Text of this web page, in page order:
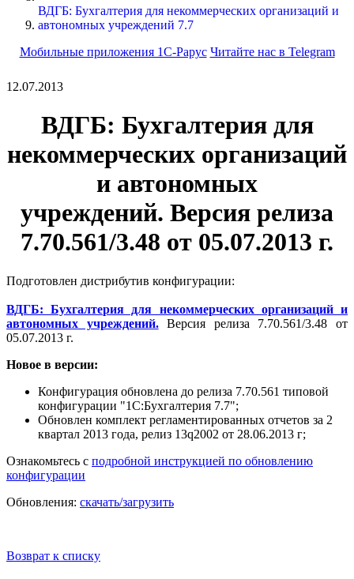
ВДГБ: Бухгалтерия для некоммерческих организаций и
автономных учреждений 7.7
Мобильные приложения 1С-Рарус Читайте нас в Telegram
12.07.2013
ВДГБ: Бухгалтерия для
некоммерческих организаций
и автономных
учреждений. Версия релиза
7.70.561/3.48 от 05.07.2013 г.
Подготовлен дистрибутив конфигурации:
ВДГБ: Бухгалтерия для некоммерческих организаций и
автономных учреждений.
Версия релиза 7.70.561/3.48 от
05.07.2013 г.
Новое в версии:
Конфигурация обновлена до релиза 7.70.561 типовой
конфигурации "1С:Бухгалтерия 7.7";
Обновлен комплект регламентированных отчетов за 2
квартал 2013 года, релиз 13q2002 от 28.06.2013 г;
Ознакомьтесь с подробной инструкцией по обновлению
конфигурации
Обновления: скачать/загрузить
Возврат к списку